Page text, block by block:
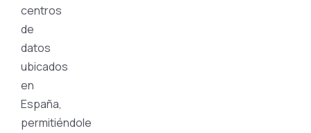
centros
de
datos
ubicados
en
España,
permitiéndole